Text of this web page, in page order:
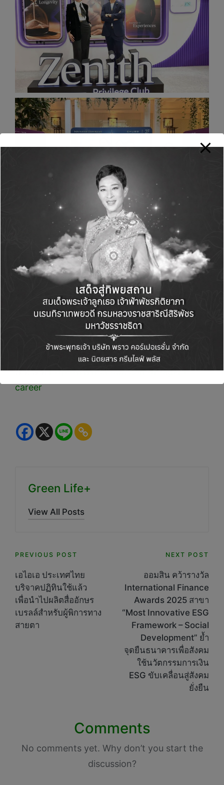
นอกจากนี้ภายในงานผู้บริหารตัวแทนจากทั่ว
ประเทศยังได้ร่วมสนุกกับกิจกรรมมากมาย ที่ให้ทั้ง
ความรู้ และความสนุกสนาน ตลอดจนงานเลี้ยง
ฉลองความสำเร็จในปีที่ผ่านมา สำหรับผู้ที่สนใจ
ร่วมเป็นส่วนหนึ่งของครอบครัว ชับบ์ ไลฟ์ ประกัน
ชีวิต ร่วมงานเป็นตัวแทนประกันชีวิตและที่ปรึกษา
ทางการเงินมืออาชีพ สามารถดูรายละเอียดเพิ่ม
เติมได้ที่http://www.chubb.com/th/agent-
career
Green Life+
View All Posts
Post
navigation
PREVIOUS POST
เอไอเอ ประเทศไทย
บริจาคปฏิทินใช้แล้ว
เพื่อนำไปผลิตสื่ออักษร
เบรลล์สำหรับผู้พิการทาง
สายตา
NEXT POST
ออมสิน คว้ารางวัล
International Finance
Awards 2025 สาขา
“Most Innovative ESG
Framework – Social
Development” ย้ำ
จุดยืนธนาคารเพื่อสังคม
ใช้นวัตกรรมการเงิน
ESG ขับเคลื่อนสู่สังคม
ยั่งยืน
Comments
No comments yet. Why don’t you start the
discussion?